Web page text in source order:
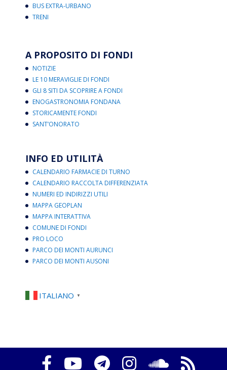
BUS EXTRA-URBANO
TRENI
A PROPOSITO DI FONDI
NOTIZIE
LE 10 MERAVIGLIE DI FONDI
GLI 8 SITI DA SCOPRIRE A FONDI
ENOGASTRONOMIA FONDANA
STORICAMENTE FONDI
SANT’ONORATO
INFO ED UTILITÀ
CALENDARIO FARMACIE DI TURNO
CALENDARIO RACCOLTA DIFFERENZIATA
NUMERI ED INDIRIZZI UTILI
MAPPA GEOPLAN
MAPPA INTERATTIVA
COMUNE DI FONDI
PRO LOCO
PARCO DEI MONTI AURUNCI
PARCO DEI MONTI AUSONI
ITALIANO ▼